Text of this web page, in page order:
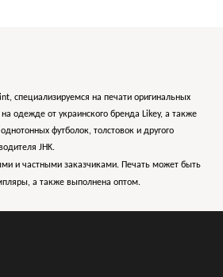
специализируемся на печати оригинальных
одежде от украинского бренда Likey, а также
футболок, толстовок и другого
JHK.
и частными заказчиками. Печать может быть
а также выполнена оптом.